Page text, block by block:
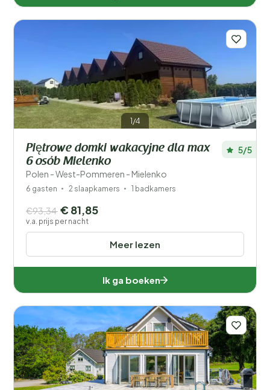
1/4
Piętrowe domki wakacyjne dla max
6 osób Mielenko
Polen - West-Pommeren - Mielenko
5/5
6 gasten 2 slaapkamers 1 badkamers
Meer lezen
€93,34 € 81,85
v.a. prijs per nacht
Ik ga boeken